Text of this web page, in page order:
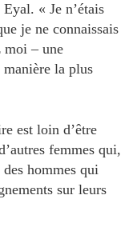
« Je n’étais
je ne connaissais
moi – une
la plus
est loin d’être
femmes qui,
hommes qui
sur leurs